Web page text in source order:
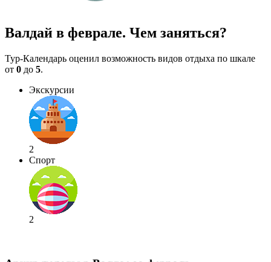
Валдай в феврале. Чем заняться?
Тур-Календарь оценил возможность видов отдыха по шкале
от 0 до 5.
Экскурсии
2
Спорт
2